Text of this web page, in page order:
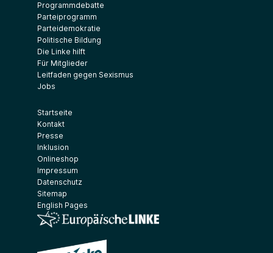
Programmdebatte
Parteiprogramm
Parteidemokratie
Politische Bildung
Die Linke hilft
Für Mitglieder
Leitfaden gegen Sexismus
Jobs
Startseite
Kontakt
Presse
Inklusion
Onlineshop
Impressum
Datenschutz
Sitemap
English Pages
(Link öffnet ein neues Fenster)